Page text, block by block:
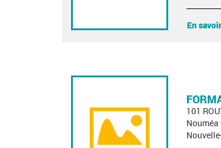
En
101
Nouméa